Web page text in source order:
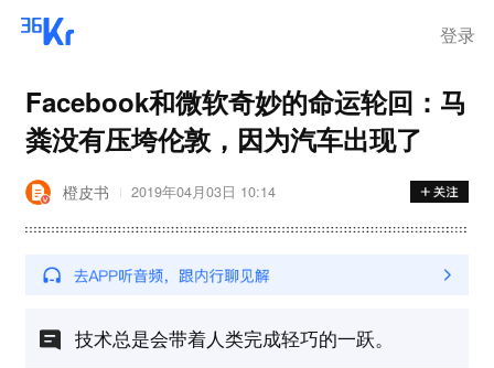
登录
Facebook和微软奇妙的命运轮回：马
粪没有压垮伦敦，因为汽车出现了
橙皮书 2019年04月03日 10:14
技术总是会带着人类完成轻巧的一跃。